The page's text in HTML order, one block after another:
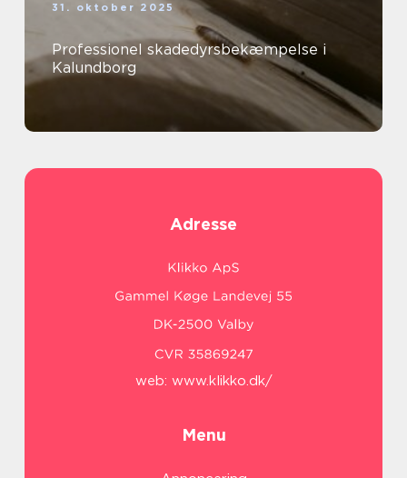
31. oktober 2025
Professionel skadedyrsbekæmpelse i
Kalundborg
Adresse
web: www.klikko.dk/
Menu